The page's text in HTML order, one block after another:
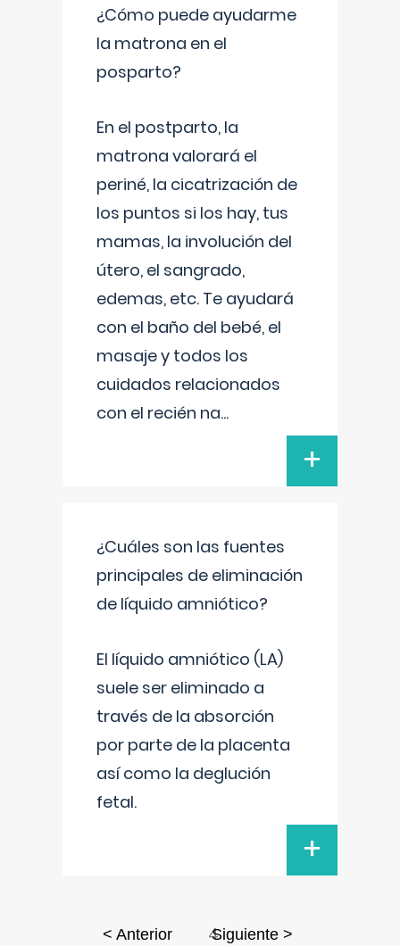
¿Cómo puede ayudarme
la matrona en el
posparto?
En el postparto, la
matrona valorará el
periné, la cicatrización de
los puntos si los hay, tus
mamas, la involución del
útero, el sangrado,
edemas, etc. Te ayudará
con el baño del bebé, el
masaje y todos los
cuidados relacionados
con el recién na...
+
¿Cuáles son las fuentes
principales de eliminación
de líquido amniótico?
El líquido amniótico (LA)
suele ser eliminado a
través de la absorción
por parte de la placenta
así como la deglución
fetal.
+
< Anterior 4
Siguiente >